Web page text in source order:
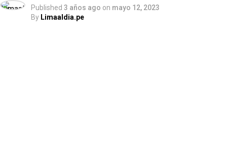
Published 3 años ago on mayo 12, 2023
By Limaaldia.pe